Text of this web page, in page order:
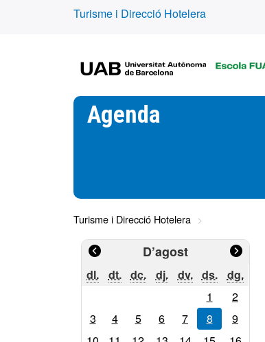
Turisme i Direcció Hotelera
Agenda
Turisme i Direcció Hotelera
D’agost
dl.dilluns
dt.dimarts
dc.dimecres
dj.dijous
dv.divendres
ds.dissabte
dg.
1
2
3
4 5 6 7 8
9